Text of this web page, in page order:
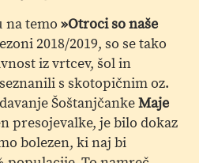
na temo »Otroci so naše
2018/2019, so se tako
iz vrtcev, šol in
s skotopičnim oz.
ŠoštanjčankeMaje
presojevalke, je bilo dokaz
bolezen, ki naj bi